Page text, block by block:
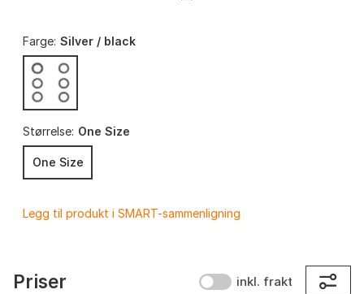
Farge: Silver / black
Størrelse: One Size
One Size
Legg til produkt i SMART-sammenligning
Priser inkl. frakt